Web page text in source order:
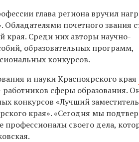
глава региона вручил
почетного звания
края. Среди них авторы научно-
образовательных программ,
конкурсов.
и науки Красноярского края
сферы образования.
конкурсов «Лучший заместитель
края». «Сегодня мы
профессионалы своего дела,